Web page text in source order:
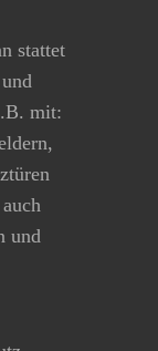
stattet
mit:
und